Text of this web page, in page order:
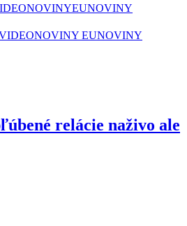
EUNOVINY
EUNOVINY
relácie naživo ale